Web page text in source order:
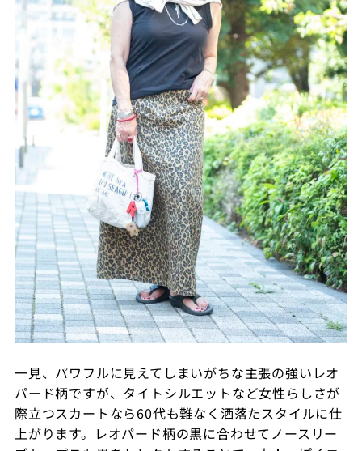
一見、パワフルに見えてしまいがちな主張の強いレオ
パード柄ですが、タイトシルエットなど女性らしさが
際立つスカートなら60代も難なく洒落たスタイルに仕
上がります。レオパード柄の黒に合わせてノースリー